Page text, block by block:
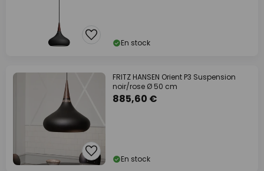
En stock
FRITZ HANSEN Orient P3 Suspension
noir/rose Ø 50 cm
885,60 €
En stock